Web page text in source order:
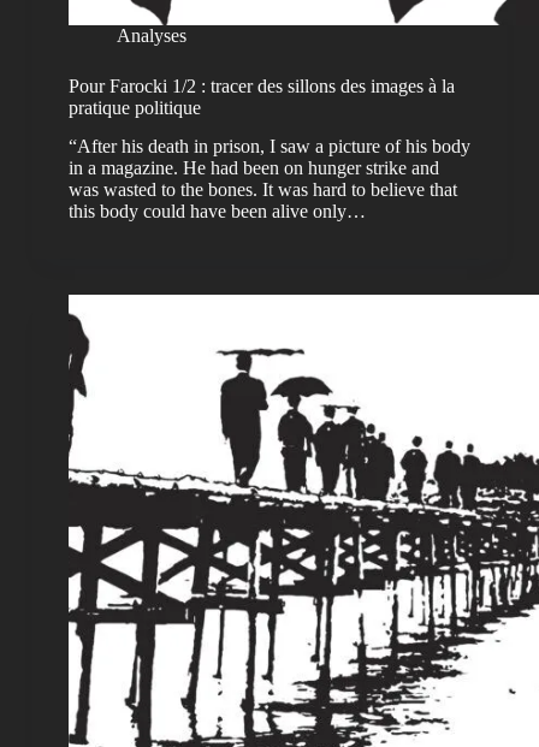
Analyses
Pour Farocki 1/2 : tracer des sillons des images à la
pratique politique
“After his death in prison, I saw a picture of his body
in a magazine. He had been on hunger strike and
was wasted to the bones. It was hard to believe that
this body could have been alive only…